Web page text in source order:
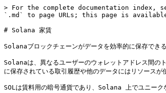
> For the complete documentation index,
`.md` to page URLs; this page is
# Solana 家賃
Solanaブロックチェーンがデータを効率的に保存でき
Solanaは、異なるユーザーのウォレットアドレス間の
に保存されている取引履歴や他のデータにはリソースが
SOLは賃料用の暗号通貨であり、Solana 上でユニーク